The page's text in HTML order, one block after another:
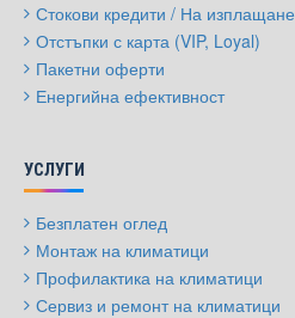
Стокови кредити / На изплащане
Отстъпки с карта (VIP, Loyal)
Пакетни оферти
Енергийна ефективност
УСЛУГИ
Безплатен оглед
Монтаж на климатици
Профилактика на климатици
Сервиз и ремонт на климатици